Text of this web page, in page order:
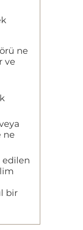
ne
ve
ne
edilen
bir